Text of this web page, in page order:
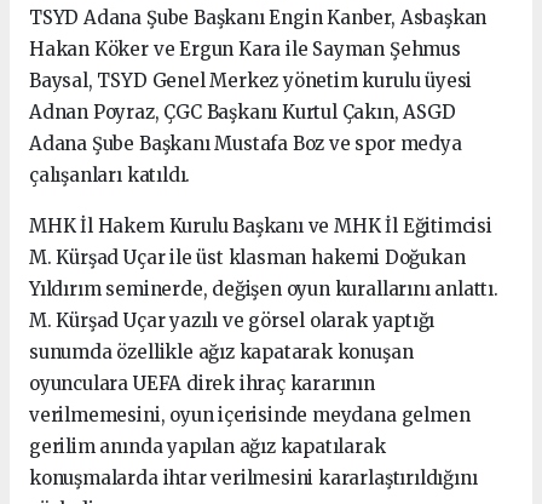
TSYD Adana Şube Başkanı Engin Kanber, Asbaşkan
Hakan Köker ve Ergun Kara ile Sayman Şehmus
Baysal, TSYD Genel Merkez yönetim kurulu üyesi
Adnan Poyraz, ÇGC Başkanı Kurtul Çakın, ASGD
Adana Şube Başkanı Mustafa Boz ve spor medya
çalışanları katıldı.
MHK İl Hakem Kurulu Başkanı ve MHK İl Eğitimcisi
M. Kürşad Uçar ile üst klasman hakemi Doğukan
Yıldırım seminerde, değişen oyun kurallarını anlattı.
M. Kürşad Uçar yazılı ve görsel olarak yaptığı
sunumda özellikle ağız kapatarak konuşan
oyunculara UEFA direk ihraç kararının
verilmemesini, oyun içerisinde meydana gelmen
gerilim anında yapılan ağız kapatılarak
konuşmalarda ihtar verilmesini kararlaştırıldığını